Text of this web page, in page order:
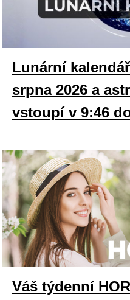
Lunární
srpna 2026 a
vstoupí v 9:46
Váš týdenní